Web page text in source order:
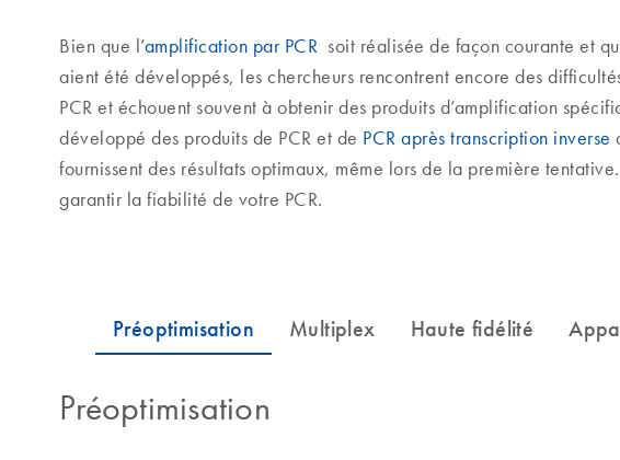
Bien que l’amplification par PCR soit réalisée de façon courante et
aient été développés, les chercheurs rencontrent encore des
PCR et échouent souvent à obtenir des produits d’amplification
développé des produits de PCR et de PCR après transcription inverse
fournissent des résultats optimaux, même lors de la première
garantir la fiabilité de votre PCR.
Préoptimisation